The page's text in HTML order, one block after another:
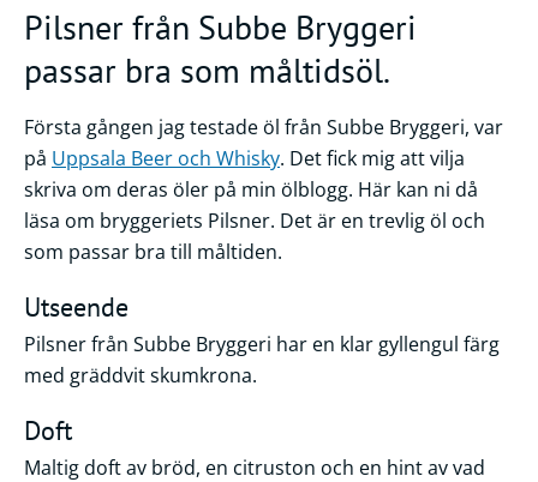
Pilsner från Subbe Bryggeri
passar bra som måltidsöl.
Första gången jag testade öl från Subbe Bryggeri, var
på Uppsala Beer och Whisky. Det fick mig att vilja
skriva om deras öler på min ölblogg. Här kan ni då
läsa om bryggeriets Pilsner. Det är en trevlig öl och
som passar bra till måltiden.
Utseende
Pilsner från Subbe Bryggeri har en klar gyllengul färg
med gräddvit skumkrona.
Doft
Maltig doft av bröd, en citruston och en hint av vad